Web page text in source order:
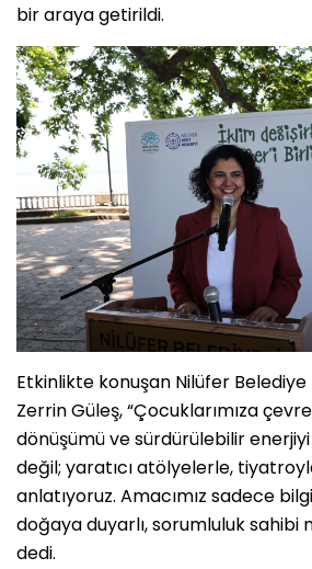
bir araya getirildi.
Etkinlikte konuşan Nilüfer Belediye
Zerrin Güleş, “Çocuklarımıza
dönüşümü ve sürdürülebilir
değil; yaratıcı atölyelerle,
anlatıyoruz. Amacımız sadece
doğaya duyarlı, sorumluluk sahibi
dedi.